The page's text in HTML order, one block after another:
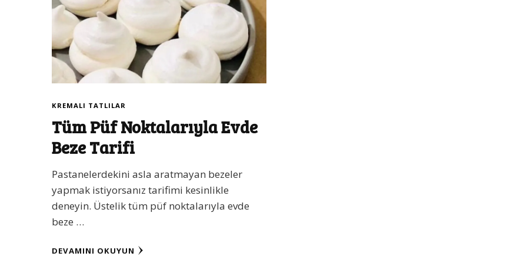
KREMALI TATLILAR
Tüm Püf Noktalarıyla Evde
Beze Tarifi
Pastanelerdekini asla aratmayan bezeler
yapmak istiyorsanız tarifimi kesinlikle
deneyin. Üstelik tüm püf noktalarıyla evde
beze …
DEVAMINI OKUYUN